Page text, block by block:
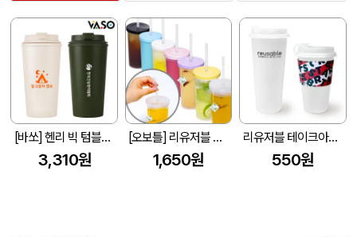
[바쏘] 헨리 빅 텀블러 450ml
3,310원
[오보틀] 리유저블 반투명 빨대텀블러 (빨대포함) 500ml
1,650원
리유저블 테이크아웃 리필컵(냉.온가능) 종이컵, 1회용품 대용
550원